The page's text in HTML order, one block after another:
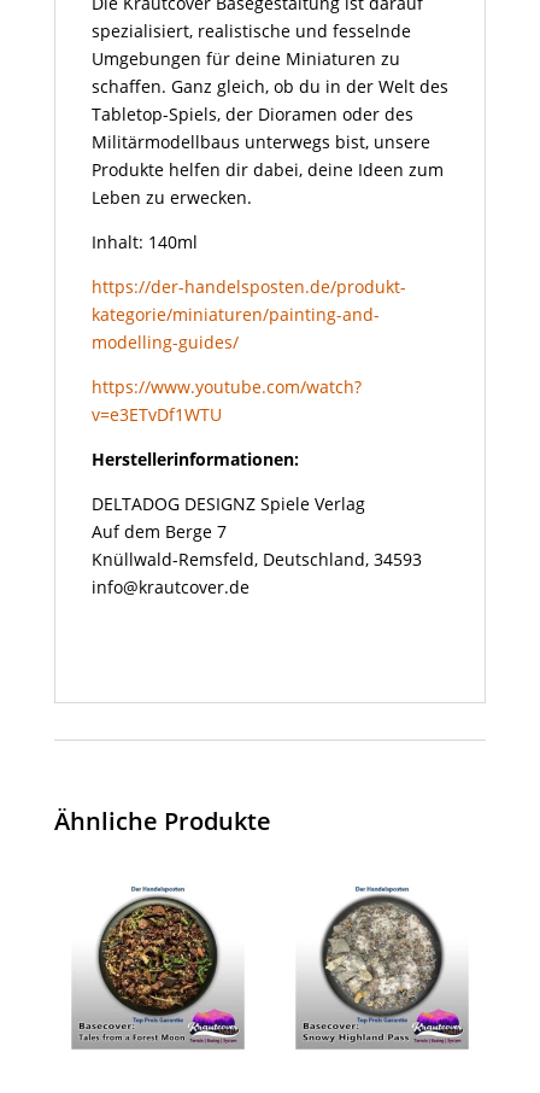
spezialisiert, realistische und fesselnde
Umgebungen für deine Miniaturen zu
schaffen. Ganz gleich, ob du in der Welt des
Tabletop-Spiels, der Dioramen oder des
Militärmodellbaus unterwegs bist, unsere
Produkte helfen dir dabei, deine Ideen zum
Leben zu erwecken.
Inhalt: 140ml
https://der-handelsposten.de/produkt-
kategorie/miniaturen/painting-and-
modelling-guides/
https://www.youtube.com/watch?
v=e3ETvDf1WTU
Herstellerinformationen:
DELTADOG DESIGNZ Spiele Verlag
Auf dem Berge 7
Knüllwald-Remsfeld, Deutschland, 34593
info@krautcover.de
Ähnliche Produkte